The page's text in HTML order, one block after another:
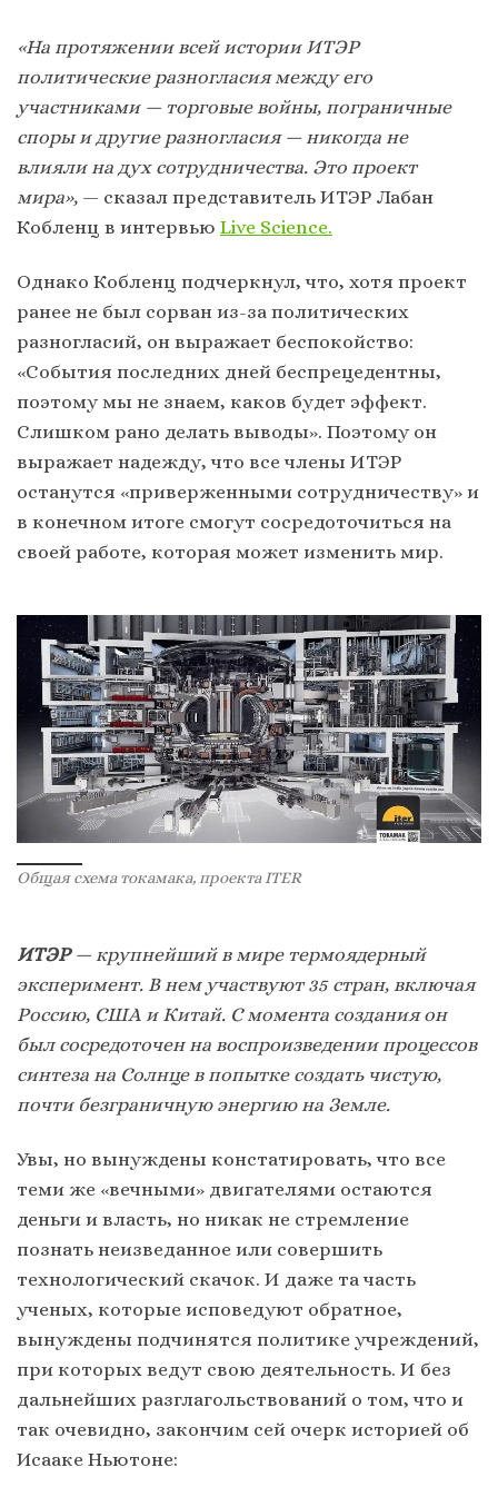
«На протяжении всей истории ИТЭР
политические разногласия между его
участниками — торговые войны, пограничные
споры и другие разногласия — никогда не
влияли на дух сотрудничества. Это проект
мира», — сказал представитель ИТЭР Лабан
Кобленц в интервью Live Science.
Однако Кобленц подчеркнул, что, хотя проект
ранее не был сорван из-за политических
разногласий, он выражает беспокойство:
«События последних дней беспрецедентны,
поэтому мы не знаем, каков будет эффект.
Слишком рано делать выводы». Поэтому он
выражает надежду, что все члены ИТЭР
останутся «приверженными сотрудничеству» и
в конечном итоге смогут сосредоточиться на
своей работе, которая может изменить мир.
Общая схема токамака, проекта ITER
ИТЭР— крупнейший в мире термоядерный
эксперимент. В нем участвуют 35 стран, включая
Россию, США и Китай. С момента создания он
был сосредоточен на воспроизведении процессов
синтеза на Солнце в попытке создать чистую,
почти безграничную энергию на Земле.
Увы, но вынуждены констатировать, что все
теми же «вечными» двигателями остаются
деньги и власть, но никак не стремление
познать неизведанное или совершить
технологический скачок. И даже та часть
ученых, которые исповедуют обратное,
вынуждены подчинятся политике учреждений,
при которых ведут свою деятельность. И без
дальнейших разглагольствований о том, что и
так очевидно, закончим сей очерк историей об
Исааке Ньютоне: